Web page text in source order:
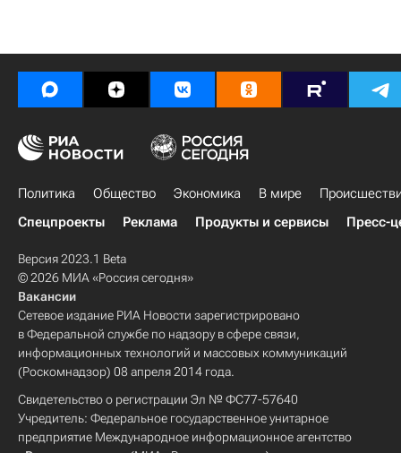
Политика Общество Экономика В мире
Спецпроекты
Реклама Продукты и сервисы Пресс-
Версия 2023.1 Beta
© 2026 МИА «Россия сегодня»
Вакансии
Сетевое издание РИА Новости зарегистрировано
в Федеральной службе по надзору в сфере связи,
информационных технологий и массовых коммуникаций
(Роскомнадзор) 08 апреля 2014 года.
Свидетельство о регистрации Эл № ФС77-57640
Учредитель: Федеральное государственное унитарное
предприятие Международное информационное агентство